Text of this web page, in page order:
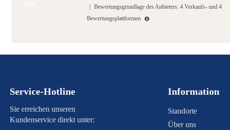
| Bewertungsgrundlage des Anbieters: 4 Verkaufs- und 4
Bewertungsplattformen
Service-Hotline
Sie erreichen unseren
Kundenservice direkt unter:
Information
Standorte
Über uns